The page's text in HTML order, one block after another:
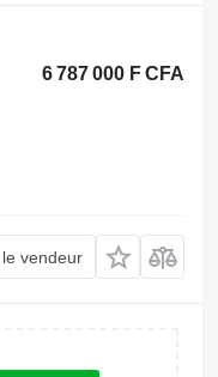
6 787 000 F CFA
vendeur